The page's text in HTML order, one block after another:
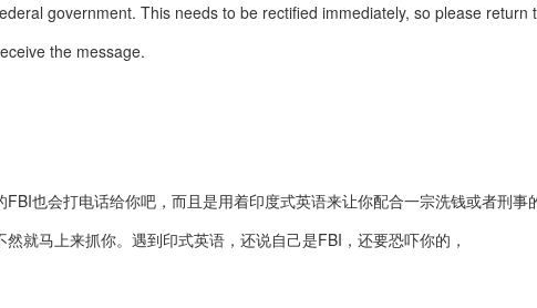
government. This needs to be rectified immediately, so please return
the message.
FBI也会打电话给你吧，而且是用着印度式英语来让你配合一宗洗钱或者刑事
然就马上来抓你。遇到印式英语，还说自己是FBI，还要恐吓你的，